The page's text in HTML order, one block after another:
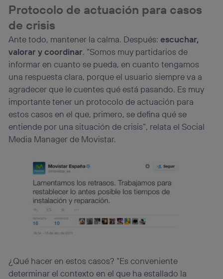
Protocolo de actuación para casos
de crisis
Ante todo, mantener la calma. Después:escuchar,
valorar y coordinar. “Somos muy partidarios de
informar en cuanto se pueda, en cuanto tengamos
una respuesta clara, porque el usuario siempre va a
agradecer que le cuentes qué está pasando. Es muy
importante tener un protocolo de actuación para
estos casos en el que, primero, se defina qué se
entiende por una situación de crisis”, relata el Social
Media Manager de Movistar.
¿Qué hacer en estos casos? “Es conveniente
determinar el contexto en el que ha estallado la